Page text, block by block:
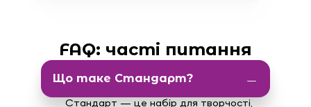
FAQ: часті питання
Що таке Стандарт?
Стандарт — це набір для творчості,